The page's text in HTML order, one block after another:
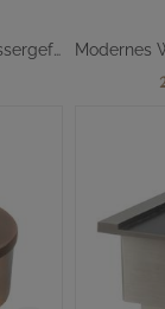
Modernes Grab Weihwassergefäß eckig